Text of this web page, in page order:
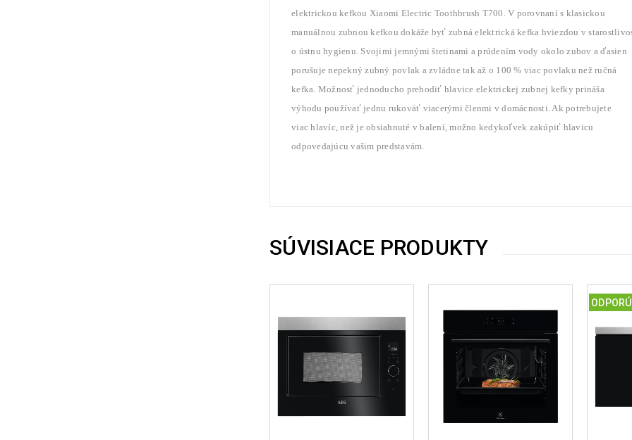
elektrickou kefkou Xiaomi Electric Toothbrush T700. V porovnaní s klasickou
manuálnou zubnou kefkou dokáže byť zubná elektrická kefka hviezdou v
o ústnu hygienu. Svojimi jemnými štetinami a prúdením vody okolo zubov a ďasien
porušuje nepekný zubný povlak a zvládne tak až o 100 % viac povlaku než ručná
kefka. Možnosť jednoducho prehodiť hlavice elektrickej zubnej kefky prináša
výhodu používať jednu rukoväť viacerými členmi v domácnosti. Ak potrebujete
viac hlavíc, než je obsiahnuté v balení, možno kedykoľvek zakúpiť hlavicu
odpovedajúcu vašim predstavám.
SÚVISIACE PRODUKTY